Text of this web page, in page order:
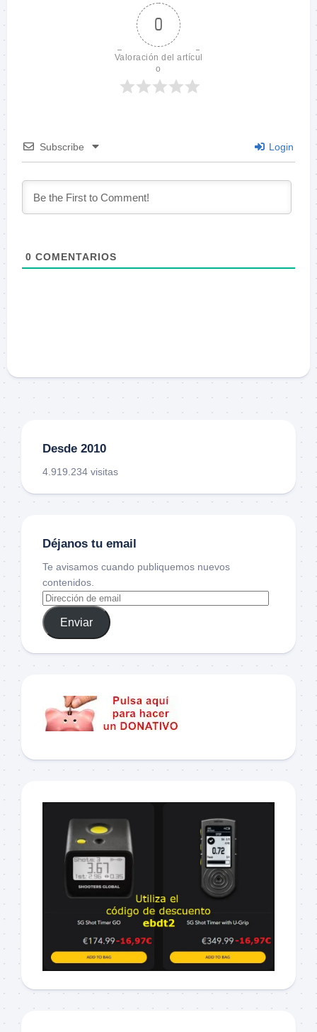
0
Valoración del artícul
o
Subscribe Login
0 COMENTARIOS
Desde 2010
4.919.234 visitas
Déjanos tu email
Te avisamos cuando publiquemos nuevos
contenidos.
Enviar